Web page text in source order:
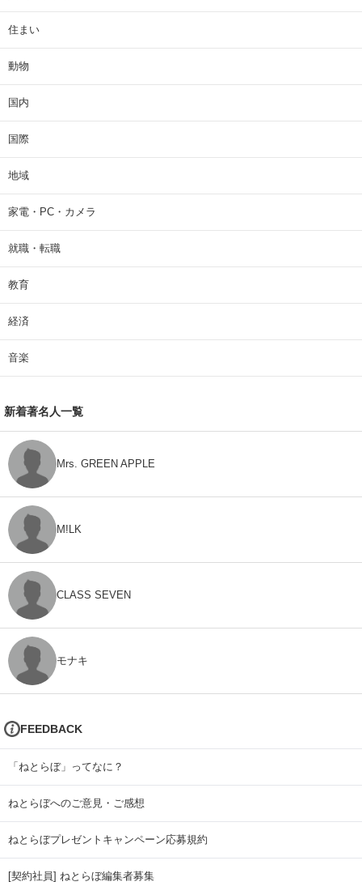
住まい
動物
国内
国際
地域
家電・PC・カメラ
就職・転職
教育
経済
音楽
新着著名人一覧
Mrs. GREEN APPLE
M!LK
CLASS SEVEN
モナキ
FEEDBACK
「ねとらぼ」ってなに？
ねとらぼへのご意見・ご感想
ねとらぼプレゼントキャンペーン応募規約
[契約社員] ねとらぼ編集者募集